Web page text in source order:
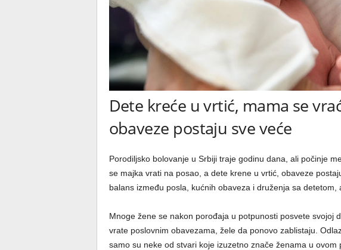
Dete kreće u vrtić, mama se
obaveze postaju sve veće
Porodiljsko bolovanje u Srbiji traje godinu dana, ali počinje
se majka vrati na posao, a dete krene u vrtić, obaveze
balans između posla, kućnih obaveza i druženja sa detetom,
Mnoge žene se nakon porođaja u potpunosti posvete svojoj
vrate poslovnim obavezama, žele da ponovo zablistaju.
samo su neke od stvari koje izuzetno znače ženama u